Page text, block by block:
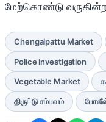
மேற்கொண்டு
Chengalpattu Market
Police investigation
Vegetable Market
திருட்டு சம்பவம்